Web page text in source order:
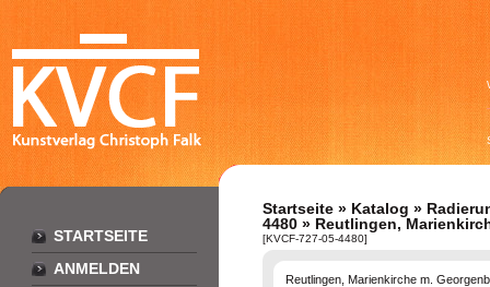
STARTSEITE
ANMELDEN
Startseite » Katalog »
4480 » Reutlingen,
[KVCF-727-05-4480]
Reutlingen, Marienkirche m.